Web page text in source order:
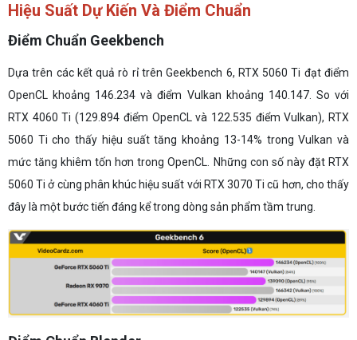
Hiệu Suất Dự Kiến Và Điểm Chuẩn
Điểm Chuẩn Geekbench
Dựa trên các kết quả rò rỉ trên Geekbench 6, RTX 5060 Ti đạt điểm
OpenCL khoảng 146.234 và điểm Vulkan khoảng 140.147. So với
RTX 4060 Ti (129.894 điểm OpenCL và 122.535 điểm Vulkan), RTX
5060 Ti cho thấy hiệu suất tăng khoảng 13-14% trong Vulkan và
mức tăng khiêm tốn hơn trong OpenCL. Những con số này đặt RTX
5060 Ti ở cùng phân khúc hiệu suất với RTX 3070 Ti cũ hơn, cho thấy
đây là một bước tiến đáng kể trong dòng sản phẩm tầm trung.